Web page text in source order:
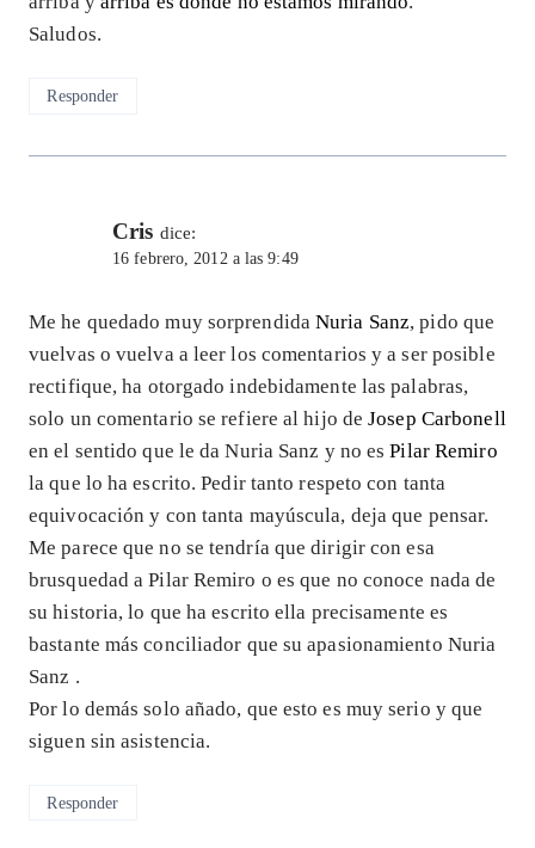
Saludos.
Responder
Cris dice:
16 febrero, 2012 a las 9:49
Me he quedado muy sorprendidaNuria Sanz, pido que
vuelvas o vuelva a leer los comentarios y a ser posible
rectifique, ha otorgado indebidamente las palabras,
solo un comentario se refiere al hijo deJosep Carbonell
en el sentido que le da Nuria Sanz y no esPilar Remiro
la que lo ha escrito. Pedir tanto respeto con tanta
equivocación y con tanta mayúscula, deja que pensar.
Me parece que no se tendría que dirigir con esa
brusquedad a Pilar Remiro o es que no conoce nada de
su historia, lo que ha escrito ella precisamente es
bastante más conciliador que su apasionamiento Nuria
Sanz .
Por lo demás solo añado, que esto es muy serio y que
siguen sin asistencia.
Responder